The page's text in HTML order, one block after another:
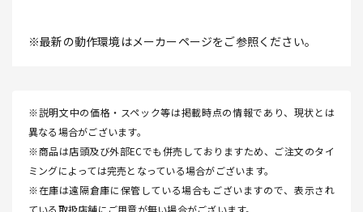
※最新の動作環境はメーカーページをご参照ください。
※説明文中の価格・スペック等は掲載時点の情報であり、現状とは
異なる場合がございます。
※商品は店頭及び外部ECでも併売しておりますため、ご注文のタイ
ミングによっては完売となっている場合がございます。
※在庫は遠隔倉庫に保管している場合もございますので、表示され